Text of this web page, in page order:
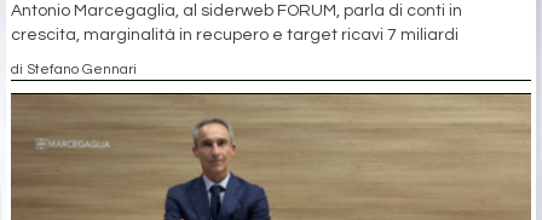
Antonio Marcegaglia, al siderweb FORUM, parla di conti in
crescita, marginalità in recupero e target ricavi 7 miliardi
di Stefano Gennari